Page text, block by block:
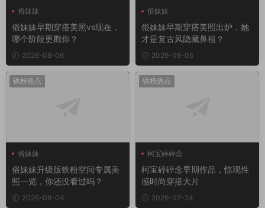
俗妹妹
俗妹妹早期穿搭美照vs现在，
哪个阶段更戳你？
2026-08-06
俗妹妹
俗妹妹早期穿搭美照出炉，她
才是复古风隐藏鼻祖？
2026-08-05
铁粉热点
俗妹妹
俗妹妹升级版铁粉空间专属美
照一览，你还没看过吗？
2026-08-04
铁粉热点
柯宝碎碎念
柯宝碎碎念早期作品，惊现性
感时尚穿搭大片
2026-07-24